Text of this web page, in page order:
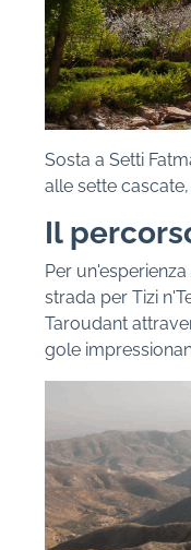
Sosta a Setti
alle sette
Il
Per
strada per Tizi
Taroudant
gole